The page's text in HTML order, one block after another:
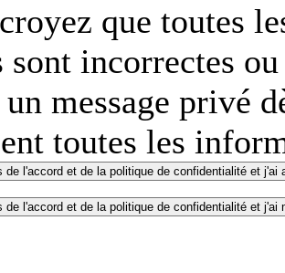
que toutes
sont incorrectes
message privé
toutes les